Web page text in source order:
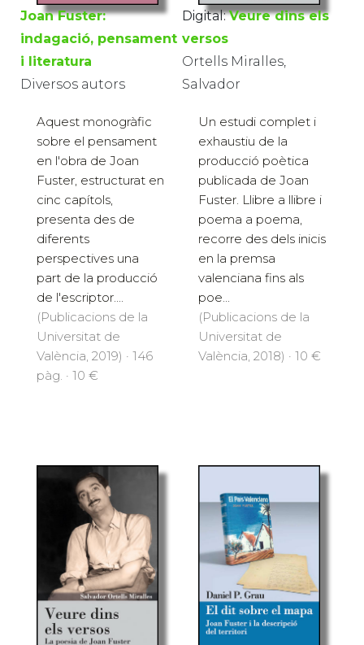
Joan Fuster:
indagació, pensament
i literatura
Diversos autors
Aquest monogràfic
sobre el pensament
en l'obra de Joan
Fuster, estructurat en
cinc capítols,
presenta des de
diferents
perspectives una
part de la producció
de l'escriptor....
(Publicacions de la
Universitat de
València, 2019) · 146
pàg. · 10 €
Digital: Veure dins els
versos
Ortells Miralles,
Salvador
Un estudi complet i
exhaustiu de la
producció poètica
publicada de Joan
Fuster. Llibre a llibre i
poema a poema,
recorre des dels inicis
en la premsa
valenciana fins als
poe...
(Publicacions de la
Universitat de
València, 2018) · 10 €